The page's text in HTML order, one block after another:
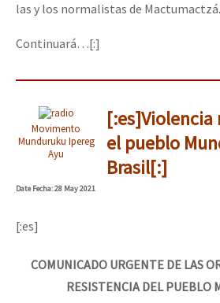
las y los normalistas de Mactumactzá.
Continuará…[:]
Movimento
Munduruku Ipereg
Ayu
[:es]Violencia
el pueblo
Brasil[:]
DateFecha: 28 May 2021
[:es]
COMUNICADO URGENTE DE LAS
RESISTENCIA DEL PUEBLO